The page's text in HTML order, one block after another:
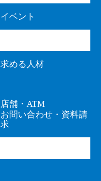
イベント
求める人材
店舗・ATM
お問い合わせ・資料請
求